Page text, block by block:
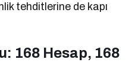
tehditlerine de kapı
168 Hesap, 168